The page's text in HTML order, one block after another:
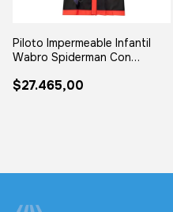
Piloto Impermeable Infantil
Wabro Spiderman Con
$27.465,00